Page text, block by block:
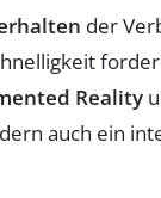
der
Reality
auch ein